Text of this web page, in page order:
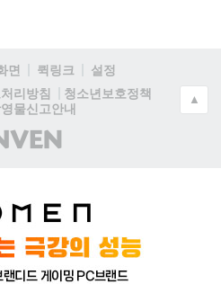
면 퀵링크
설정
리방침
청소년보호정책
물신고안내
(주)
인
▲